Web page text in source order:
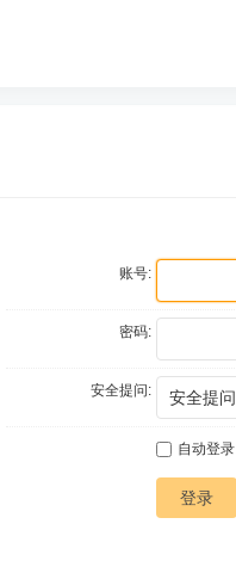
账号:
密码:
安全提问:
自动登录
登录